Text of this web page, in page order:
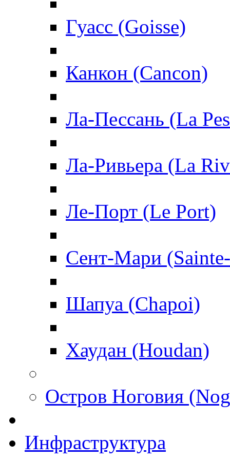
Гуасс (Goisse)
Канкон (Cancon)
Ла-Пессань (La
Ла-Ривьера (La
Ле-Порт (Le Port)
Сент-Мари
Шапуа (Chapoi)
Хаудан (Houdan)
Остров Ноговия
Инфраструктура